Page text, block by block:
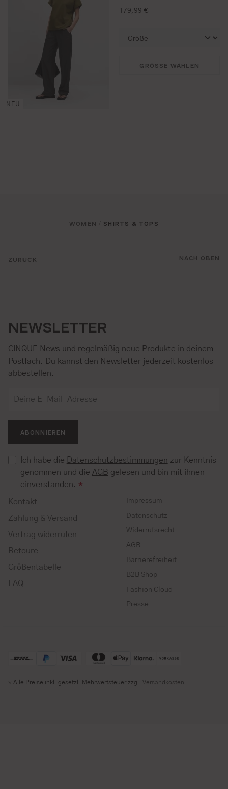
NEU
regulärer preis:
179,99 €
GRÖSSE WÄHLEN
ZURÜCK
WOMEN SHIRTS & TOPS
NACH OBEN
NEWSLETTER
CINQUE News und regelmäßig neue Produkte in deinem
Postfach. Du kannst den Newsletter jederzeit kostenlos
abbestellen.
ABONNIEREN
Ich habe die Datenschutzbestimmungen zur Kenntnis
genommen und die AGB gelesen und bin mit ihnen
einverstanden. *
Kontakt
Zahlung & Versand
Vertrag widerrufen
Retoure
Größentabelle
FAQ
Impressum
Datenschutz
Widerrufsrecht
AGB
Barrierefreiheit
B2B Shop
Fashion Cloud
Presse
* Alle Preise inkl. gesetzl. Mehrwertsteuer zzgl. Versandkosten